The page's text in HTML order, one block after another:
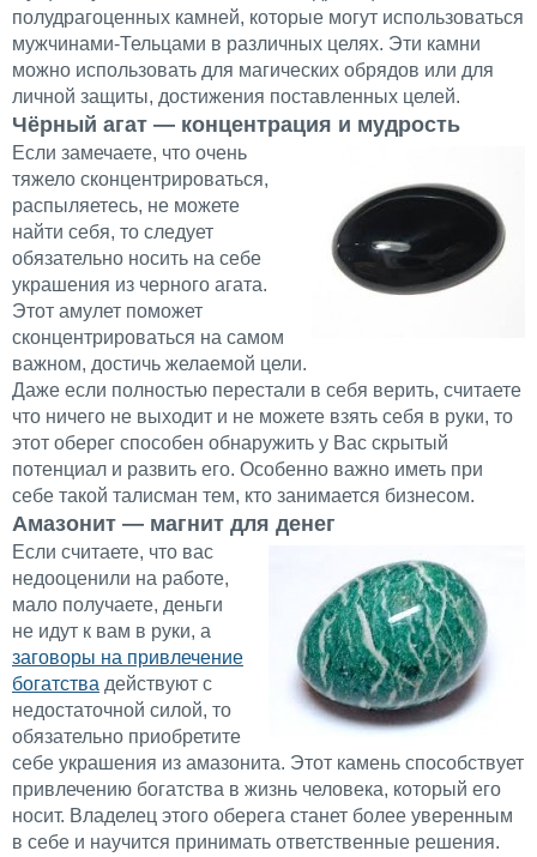
полудрагоценных камней, которые могут использоваться
мужчинами-Тельцами в различных целях. Эти камни
можно использовать для магических обрядов или для
личной защиты, достижения поставленных целей.
Чёрный агат — концентрация и мудрость
Если замечаете, что очень
тяжело сконцентрироваться,
распыляетесь, не можете
найти себя, то следует
обязательно носить на себе
украшения из черного агата.
Этот амулет поможет
сконцентрироваться на самом
важном, достичь желаемой цели.
Даже если полностью перестали в себя верить, считаете
что ничего не выходит и не можете взять себя в руки, то
этот оберег способен обнаружить у Вас скрытый
потенциал и развить его. Особенно важно иметь при
себе такой талисман тем, кто занимается бизнесом.
Амазонит — магнит для денег
Если считаете, что вас
недооценили на работе,
мало получаете, деньги
не идут к вам в руки, а
заговоры на привлечение
богатства действуют с
недостаточной силой, то
обязательно приобретите
себе украшения из амазонита. Этот камень способствует
привлечению богатства в жизнь человека, который его
носит. Владелец этого оберега станет более уверенным
в себе и научится принимать ответственные решения.